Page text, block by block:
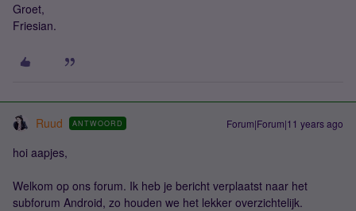
Groet,
Friesian.
Ruud ANTWOORD Forum|Forum|11 years ago
hoi aapjes,
Welkom op ons forum. Ik heb je bericht verplaatst naar het
subforum Android, zo houden we het lekker overzichtelijk.